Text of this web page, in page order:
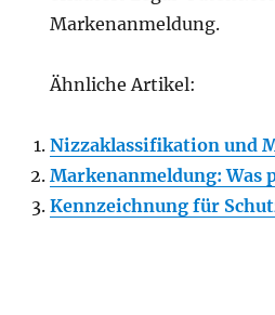
Markenanmeldung.
Ähnliche Artikel:
Nizzaklassifikation und
Markenanmeldung: Was
Kennzeichnung für